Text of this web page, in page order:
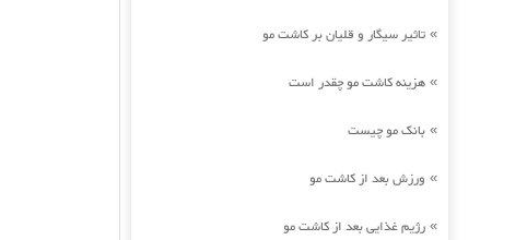
» تاثیر سیگار و قلیان بر کاشت مو
» هزینه کاشت مو چقدر است
» بانک مو چیست
» ورزش بعد از کاشت مو
» رژیم غذایی بعد از کاشت مو